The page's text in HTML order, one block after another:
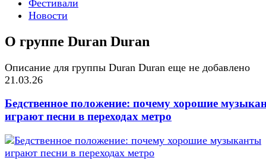
Фестивали
Новости
О группе Duran Duran
Описание для группы Duran Duran еще не добавлено
21.03.26
Бедственное положение: почему хорошие
играют песни в переходах метро